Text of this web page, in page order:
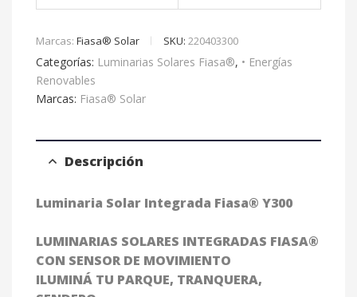
v
:
Marcas: Fiasa® Solar SKU: 220403300
Categorías: Luminarias Solares Fiasa®, • Energías
Renovables
Marcas: Fiasa® Solar
Descripción
Luminaria Solar Integrada Fiasa® Y300
LUMINARIAS SOLARES INTEGRADAS FIASA®
CON SENSOR DE MOVIMIENTO
ILUMINÁ TU PARQUE, TRANQUERA,